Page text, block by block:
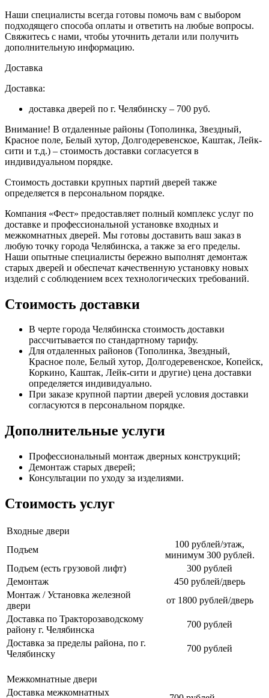
Наши специалисты всегда готовы помочь вам с выбором
подходящего способа оплаты и ответить на любые вопросы.
Свяжитесь с нами, чтобы уточнить детали или получить
дополнительную информацию.
Доставка
Доставка:
доставка дверей по г. Челябинску – 700 руб.
Внимание! В отдаленные районы (Тополинка, Звездный,
Красное поле, Белый хутор, Долгодеревенское, Каштак, Лейк-
сити и т.д.) – стоимость доставки согласуется в
индивидуальном порядке.
Стоимость доставки крупных партий дверей также
определяется в персональном порядке.
Компания «Фест» предоставляет полный комплекс услуг по
доставке и профессиональной установке входных и
межкомнатных дверей. Мы готовы доставить ваш заказ в
любую точку города Челябинска, а также за его пределы.
Наши опытные специалисты бережно выполнят демонтаж
старых дверей и обеспечат качественную установку новых
изделий с соблюдением всех технологических требований.
Стоимость доставки
В черте города Челябинска стоимость доставки
рассчитывается по стандартному тарифу.
Для отдаленных районов (Тополинка, Звездный,
Красное поле, Белый хутор, Долгодеревенское, Копейск,
Коркино, Каштак, Лейк-сити и другие) цена доставки
определяется индивидуально.
При заказе крупной партии дверей условия доставки
согласуются в персональном порядке.
Дополнительные услуги
Профессиональный монтаж дверных конструкций;
Демонтаж старых дверей;
Консультации по уходу за изделиями.
Стоимость услуг
Входные двери
Подъем
100 рублей/этаж,
минимум 300 рублей.
Подъем (есть грузовой лифт)
300 рублей
Демонтаж
450 рублей/дверь
Монтаж / Установка железной
двери
от 1800 рублей/дверь
Доставка по Тракторозаводскому
району г. Челябинска
700 рублей
Доставка за пределы района, по г.
Челябинску
700 рублей
Межкомнатные двери
Доставка межкомнатных